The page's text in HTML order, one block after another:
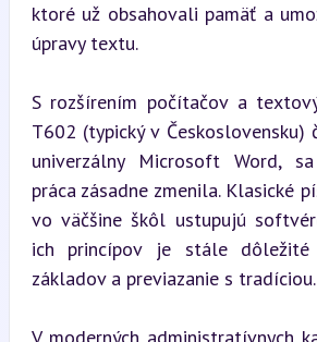
ktoré už obsahovali pamäť a
úpravy textu.
S rozšírením počítačov a
T602 (typický v Československu)
univerzálny Microsoft Word,
práca zásadne zmenila. Klasické
vo väčšine škôl ustupujú
ich princípov je stále dôležité
základov a previazanie s tradíciou.